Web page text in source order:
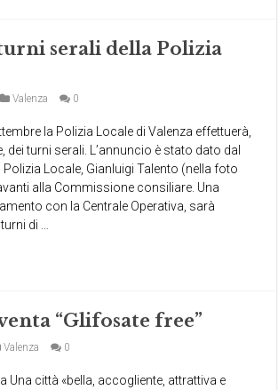
serali della Polizia
Valenza 0
la Polizia Locale di Valenza effettuerà,
dei turni serali. L’annuncio è stato dato dal
Locale, Gianluigi Talento (nella foto
alla Commissione consiliare. Una
con la Centrale Operativa, sarà
di …
“Glifosate free”
Valenza 0
Una città «bella, accogliente, attrattiva e